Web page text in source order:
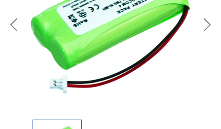
Previous